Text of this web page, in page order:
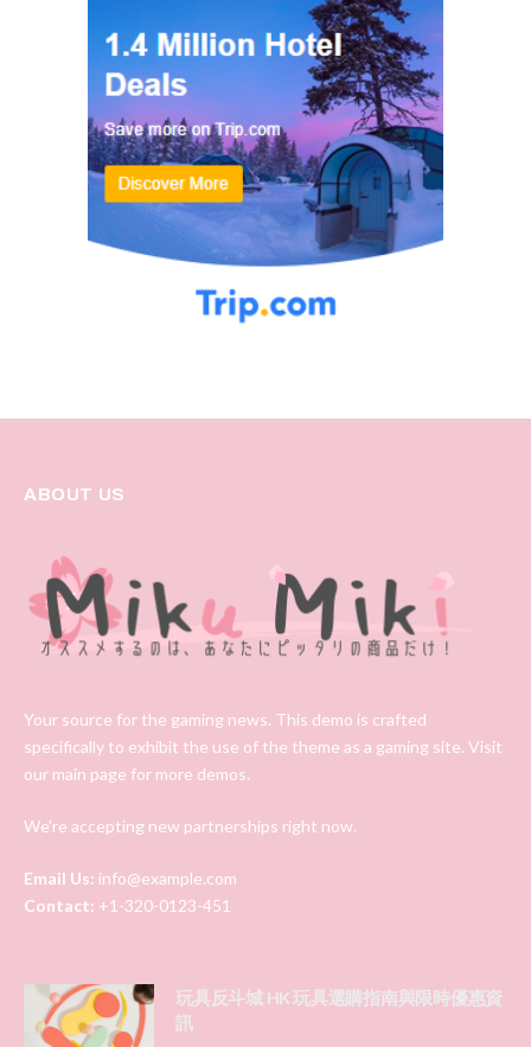
ABOUT US
Your source for the gaming news. This demo is crafted
specifically to exhibit the use of the theme as a gaming site. Visit
our main page for more demos.
We're accepting new partnerships right now.
Email Us: info@example.com
Contact: +1-320-0123-451
玩具反斗城 HK 玩具選購指南與限時優惠資
訊